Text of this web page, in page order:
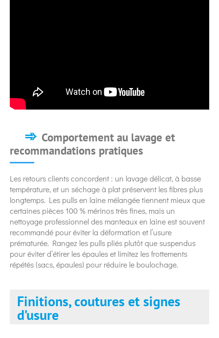
Comportement au lavage et
recommandations pratiques
Les retours clients concordent : un lavage délicat, à basse
température, et un séchage à plat préservent les fibres plus
longtemps. Les pulls en laine mélangée tiennent mieux que
certaines pièces 100 % mérinos très fines, mais un
nettoyage professionnel des manteaux en laine est souvent
recommandé pour éviter la déformation et l’usure
prématurée. Rangez les pulls pliés plutôt que suspendus
pour éviter d’étirer les épaules et limitez les frottements
répétés (sacs, épaules) pour réduire le boulochage.
Finitions, coutures et signes
d’usure